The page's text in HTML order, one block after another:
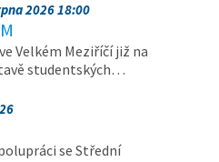
2026 18:00
Velkém Meziříčí již na
studentských…
se Střední